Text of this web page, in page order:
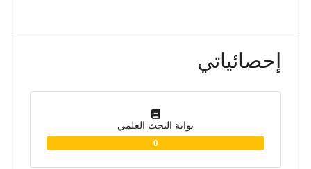
إحصائياتي
بوابة البحث العلمي
0